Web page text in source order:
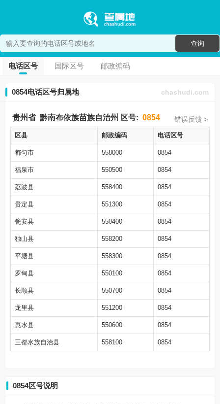
查询
电话区号 国际区号 邮政编码
0854电话区号归属地 chashudi.com
贵州省 黔南布依族苗族自治州 区号: 0854 错误反馈 >
区县 邮政编码 电话区号
都匀市 558000 0854
福泉市 550500 0854
荔波县 558400 0854
贵定县 551300 0854
瓮安县 550400 0854
独山县 558200 0854
平塘县 558300 0854
罗甸县 550100 0854
长顺县 550700 0854
龙里县 551200 0854
惠水县 550600 0854
三都水族自治县 558100 0854
0854区号说明